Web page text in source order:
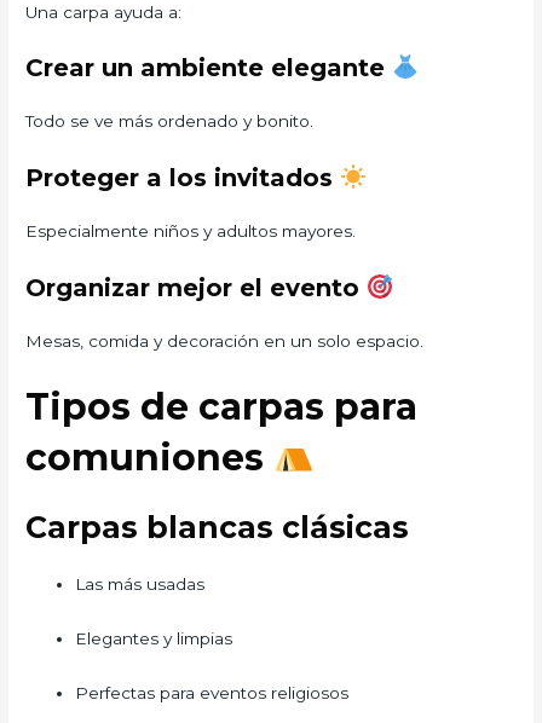
Una carpa ayuda a:
Crear un ambiente elegante
Todo se ve más ordenado y bonito.
Proteger a los invitados
Especialmente niños y adultos mayores.
Organizar mejor el evento
Mesas, comida y decoración en un solo espacio.
Tipos de carpas para
comuniones
Carpas blancas clásicas
Las más usadas
Elegantes y limpias
Perfectas para eventos religiosos